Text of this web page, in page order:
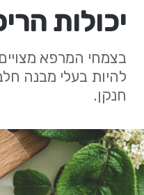
יכולות
בצמחי המרפא
להיות בעלי מבנה
חנקן.